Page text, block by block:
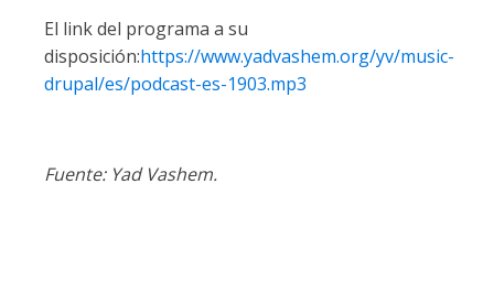
El link del programa a su
disposición:https://www.yadvashem.org/yv/music-
drupal/es/podcast-es-1903.mp3
Fuente: Yad Vashem.